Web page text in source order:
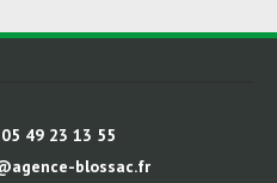
05 49 23 13 55
blossac.fr